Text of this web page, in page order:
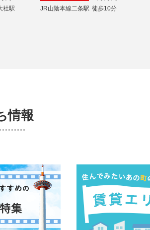
社駅
JR山陰本線二条駅 徒歩10分
情報